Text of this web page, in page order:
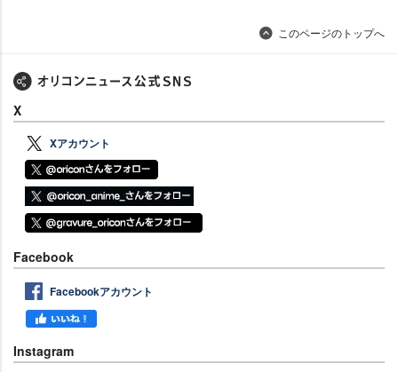
このページのトップへ
X
Xアカウント
Facebook
Facebookアカウント
Instagram